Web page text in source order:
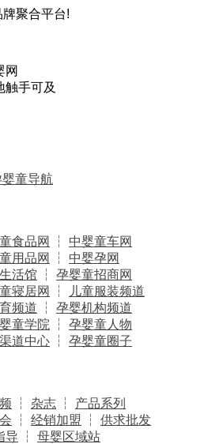
聚合平台!
网
触手可及
婴童导航
食品网 ┆ 中婴童车网
用品网 ┆ 中婴孕网
活馆 ┆ 孕婴童招商网
寝居网 ┆
儿童服装频道
频道 ┆ 孕婴机构频道
童学院 ┆ 孕婴童人物
道中心 ┆ 孕婴童圈子
┆ 杂志 ┆ 产品系列
┆ 经销加盟 ┆ 供求批发
导 ┆ 母婴区域站